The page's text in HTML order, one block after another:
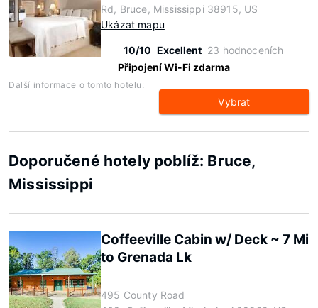
Rd, Bruce, Mississippi 38915, US
Ukázat mapu
10/10 Excellent 23 hodnoceních
Připojení Wi-Fi zdarma
Další informace o tomto hotelu:
Vybrat
Doporučené hotely poblíž: Bruce,
Mississippi
Coffeeville Cabin w/ Deck ~ 7 Mi
to Grenada Lk
495 County Road